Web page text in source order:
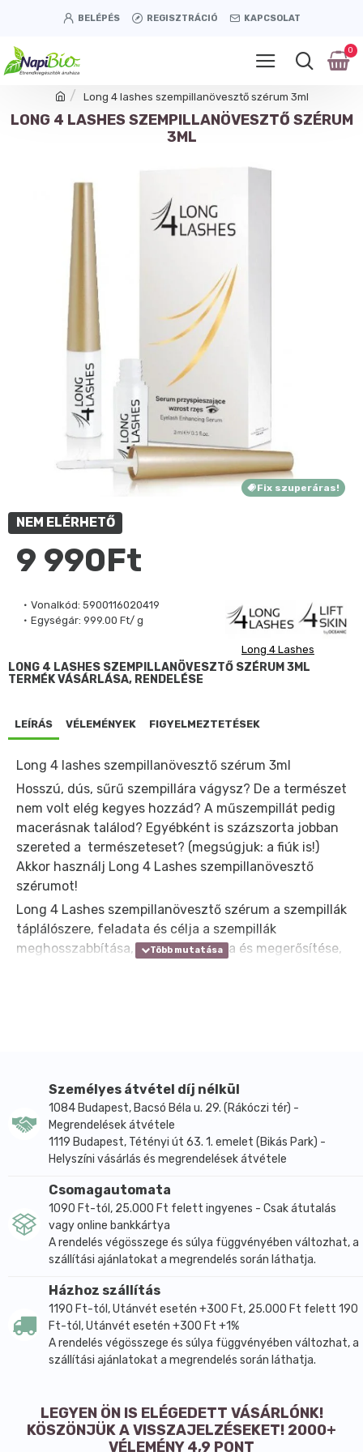
BELÉPÉS REGISZTRÁCIÓ KAPCSOLAT
0
Long 4 lashes szempillanövesztő szérum 3ml
LONG 4 LASHES SZEMPILLANÖVESZTŐ SZÉRUM
3ML
Fix szuperáras!
Vonalkód: 5900116020419
Egységár: 999.00 Ft/ g
Long 4 Lashes
NEM ELÉRHETŐ
9 990Ft
LONG 4 LASHES SZEMPILLANÖVESZTŐ SZÉRUM 3ML
TERMÉK VÁSÁRLÁSA, RENDELÉSE
LEÍRÁS VÉLEMÉNYEK FIGYELMEZTETÉSEK
Long 4 lashes szempillanövesztő szérum 3ml
Hosszú, dús, sűrű szempillára vágysz? De a természet
nem volt elég kegyes hozzád? A műszempillát pedig
macerásnak találod? Egyébként is százszorta jobban
szereted a természeteset? (megsúgjuk: a fiúk is!)
Akkor használj Long 4 Lashes szempillanövesztő
szérumot!
Long 4 Lashes szempillanövesztő szérum a szempillák
táplálószere, feladata és célja a szempillák
meghosszabbítása, megvastagítása és megerősítése,
összetevő a bimatoproszt - úgy vélik, hogy jelenleg
az egyik leghatásosabb vegyület, mely stimulálja a
szempillák növekedését. A Bimatoproszt befolyásolja
a szőrhagyma aktív növekedési fázisát, ezáltal képes
látványosan növelni a szempillák számát,
vastagságát és hosszúságát, továbbá hatással van
azok passzív/mozdulatlan fázisára is, azaz amikor a
szempilláknak már megállt a növekedése. A
Bimatoproszt ebben a fázisban meghosszabbítja a
szempillák életének hosszát.
Emellett a szérum tartalmaz:
Hialuronsavat – mely hidratálja és simítja a szempillák
felületét
B5 Provitamint – mely erősíti és javítja szempillák
Allantoint – mely megelőzi az irritációt és
bőrvörösséget, továbbá csillapítja a már kialakult
Személyes átvétel díj nélkül
1084 Budapest, Bacsó Béla u. 29. (Rákóczi tér) -
Megrendelések átvétele
1119 Budapest, Tétényi út 63. 1. emelet (Bikás Park) -
Helyszíni vásárlás és megrendelések átvétele
Csomagautomata
1090 Ft-tól, 25.000 Ft felett ingyenes - Csak átutalás
vagy online bankkártya
A rendelés végösszege és súlya függvényében változhat, a
szállítási ajánlatokat a megrendelés során láthatja.
Házhoz szállítás
1190 Ft-tól, Utánvét esetén +300 Ft, 25.000 Ft felett 190
Ft-tól, Utánvét esetén +300 Ft +1%
A rendelés végösszege és súlya függvényében változhat, a
szállítási ajánlatokat a megrendelés során láthatja.
LEGYEN ÖN IS ELÉGEDETT VÁSÁRLÓNK!
KÖSZÖNJÜK A VISSZAJELZÉSEKET! 2000+
VÉLEMÉNY 4,9 PONT